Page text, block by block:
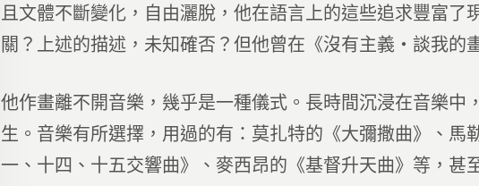
且文體不斷變化，自由灑脫，他在語言上的這些追求豐富
關？上述的描述，未知確否？但他曾在《沒有主義‧談我的
他作畫離不開音樂，幾乎是一種儀式。長時間沉浸在音樂中
生。音樂有所選擇，用過的有：莫扎特的《大彌撒曲》、馬
一、十四、十五交響曲》、麥西昂的《基督升天曲》等，甚